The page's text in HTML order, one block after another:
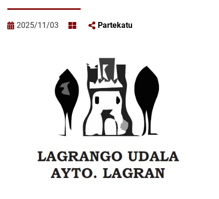
2025/11/03 Partekatu